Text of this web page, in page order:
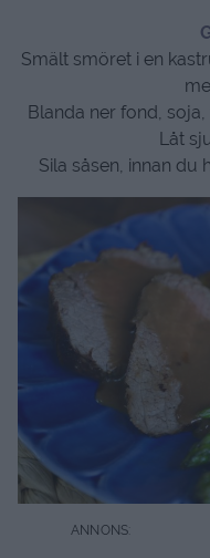
Smält smöret i en
Blanda ner fond,
Låt
Sila såsen, innan du